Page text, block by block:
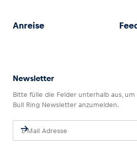
Anreise
Newsletter
Bitte fülle die Felder unterhalb aus,
Bull Ring Newsletter anzumelden.